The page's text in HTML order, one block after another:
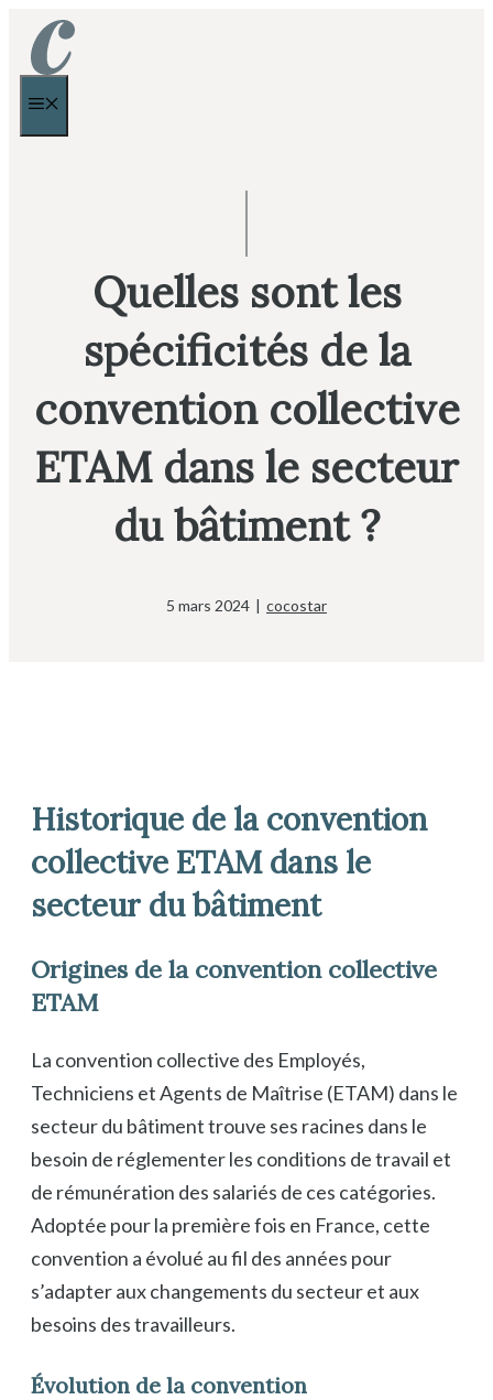
Aller
Quelles sont les
spécificités de la
convention collective
ETAM dans le secteur
du bâtiment ?
5 mars 2024 cocostar
Historique de la convention
collective ETAM dans le
secteur du bâtiment
Origines de la convention collective
ETAM
La convention collective des Employés,
Techniciens et Agents de Maîtrise (ETAM) dans le
secteur du bâtiment trouve ses racines dans le
besoin de réglementer les conditions de travail et
de rémunération des salariés de ces catégories.
Adoptée pour la première fois en France, cette
convention a évolué au fil des années pour
s’adapter aux changements du secteur et aux
besoins des travailleurs.
Évolution de la convention